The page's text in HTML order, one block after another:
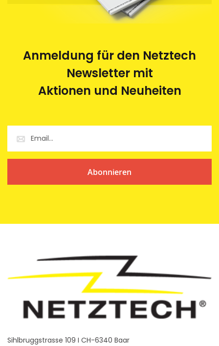
Anmeldung für den Netztech
Newsletter mit
Aktionen und Neuheiten
Abonnieren
Sihlbruggstrasse 109 I CH-6340 Baar